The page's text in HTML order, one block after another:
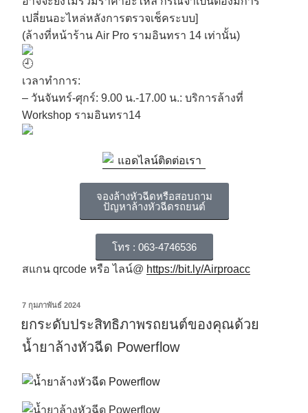
เปลี่ยนอะไหล่หลังการตรวจเช็คระบบ]
(ล้างที่หน้าร้าน Air Pro รามอินทรา 14 เท่านั้น)
เวลาทำการ:
– วันจันทร์-ศุกร์: 9.00 น.-17.00 น.: บริการล้างที่
Workshop รามอินทรา14
จองล้างหัวฉีดหรือสอบถาม
ปัญหาล้างหัวฉีดรถยนต์
โทร : 063-4746536
สแกน qrcode หรือ ไลน์@ https://bit.ly/Airproacc
7 กุมภาพันธ์ 2024
ยกระดับประสิทธิภาพรถยนต์ของคุณด้วย
น้ำยาล้างหัวฉีด Powerflow